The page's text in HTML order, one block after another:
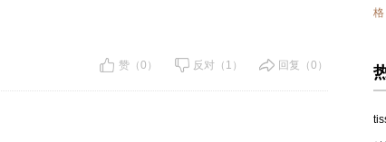
赞（0） 反对（1） 回复（0）
格